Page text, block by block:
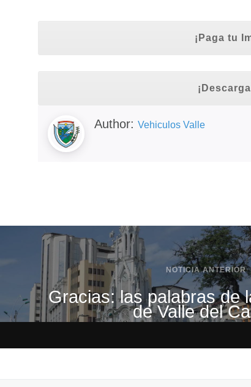
¡Paga tu
Author: Vehiculos Valle
NOTICIA ANTERIOR
Gracias: las palabras de
de Valle del